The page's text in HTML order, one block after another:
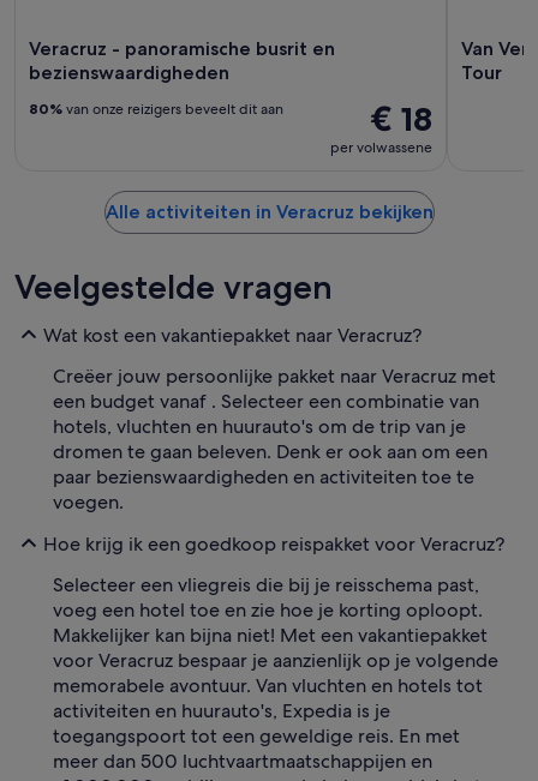
Veracruz - panoramische busrit en
bezienswaardigheden
€ 18
per volwassene
80% van onze reizigers beveelt dit aan
Van
Tour
Alle activiteiten in Veracruz bekijken
Veelgestelde vragen
Wat kost een vakantiepakket naar Veracruz?
Creëer jouw persoonlijke pakket naar Veracruz met
een budget vanaf . Selecteer een combinatie van
hotels, vluchten en huurauto's om de trip van je
dromen te gaan beleven. Denk er ook aan om een
paar bezienswaardigheden en activiteiten toe te
voegen.
Hoe krijg ik een goedkoop reispakket voor Veracruz?
Selecteer een vliegreis die bij je reisschema past,
voeg een hotel toe en zie hoe je korting oploopt.
Makkelijker kan bijna niet! Met een vakantiepakket
voor Veracruz bespaar je aanzienlijk op je volgende
memorabele avontuur. Van vluchten en hotels tot
activiteiten en huurauto's, Expedia is je
toegangspoort tot een geweldige reis. En met
meer dan 500 luchtvaartmaatschappijen en